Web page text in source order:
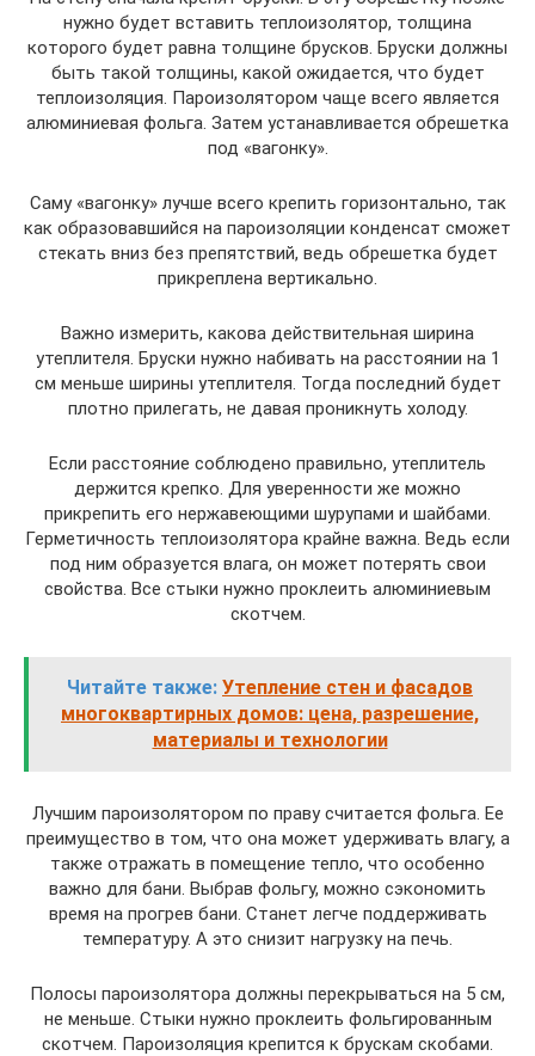
нужно будет вставить теплоизолятор, толщина
которого будет равна толщине брусков. Бруски должны
быть такой толщины, какой ожидается, что будет
теплоизоляция. Пароизолятором чаще всего является
алюминиевая фольга. Затем устанавливается обрешетка
под «вагонку».
Саму «вагонку» лучше всего крепить горизонтально, так
как образовавшийся на пароизоляции конденсат сможет
стекать вниз без препятствий, ведь обрешетка будет
прикреплена вертикально.
Важно измерить, какова действительная ширина
утеплителя. Бруски нужно набивать на расстоянии на 1
см меньше ширины утеплителя. Тогда последний будет
плотно прилегать, не давая проникнуть холоду.
Если расстояние соблюдено правильно, утеплитель
держится крепко. Для уверенности же можно
прикрепить его нержавеющими шурупами и шайбами.
Герметичность теплоизолятора крайне важна. Ведь если
под ним образуется влага, он может потерять свои
свойства. Все стыки нужно проклеить алюминиевым
скотчем.
Читайте также: Утепление стен и фасадов
многоквартирных домов: цена, разрешение,
материалы и технологии
Лучшим пароизолятором по праву считается фольга. Ее
преимущество в том, что она может удерживать влагу, а
также отражать в помещение тепло, что особенно
важно для бани. Выбрав фольгу, можно сэкономить
время на прогрев бани. Станет легче поддерживать
температуру. А это снизит нагрузку на печь.
Полосы пароизолятора должны перекрываться на 5 см,
не меньше. Стыки нужно проклеить фольгированным
скотчем. Пароизоляция крепится к брускам скобами.